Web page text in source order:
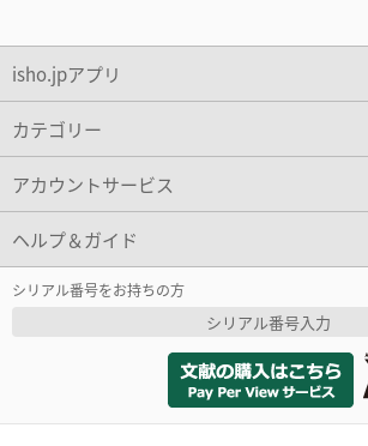
isho.jpアプリ
カテゴリー
アカウントサービス
ヘルプ＆ガイド
シリアル番号をお持ちの方
シリアル番号入力